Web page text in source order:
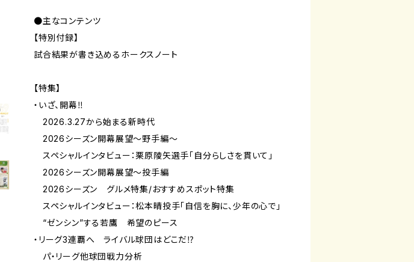
●主なコンテンツ
【特別付録】
試合結果が書き込めるホークスノート
【特集】
・いざ、開幕‼
2026.3.27から始まる新時代
2026シーズン開幕展望～野手編～
スペシャルインタビュー：栗原陵矢選手「自分らしさを貫いて」
2026シーズン開幕展望～投手編
2026シーズン グルメ特集/おすすめスポット特集
スペシャルインタビュー：松本晴投手「自信を胸に、少年の心で」
“ゼンシン”する若鷹 希望のピース
・リーグ3連覇へ ライバル球団はどこだ⁉
パ・リーグ他球団戦力分析